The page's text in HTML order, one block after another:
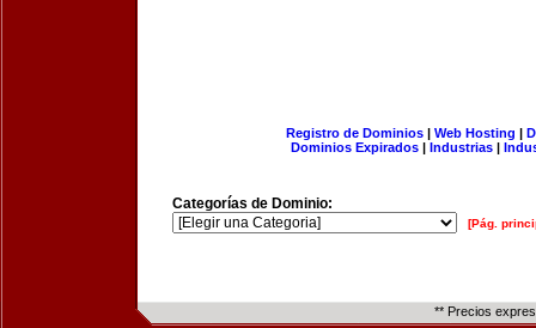
Registro de Dominios| Web Hosting |
Dominios Expirados | Industrias |
Categorías de Dominio:
[Pág.
** Precios